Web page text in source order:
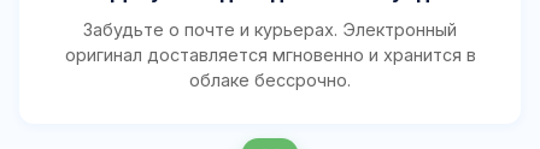
Забудьте о почте и курьерах. Электронный
оригинал доставляется мгновенно и хранится в
облаке бессрочно.